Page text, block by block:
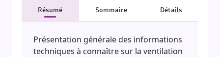
Résumé Sommaire Détails
Résumé
Présentation générale des informations
techniques à connaître sur la ventilation